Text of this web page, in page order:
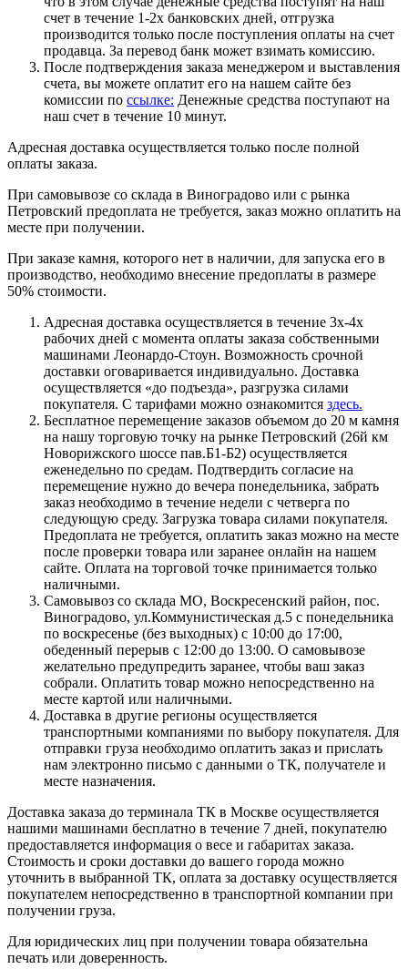
счет в течение 1-2х банковских дней, отгрузка
производится только после поступления оплаты на счет
продавца. За перевод банк может взимать комиссию.
После подтверждения заказа менеджером и выставления
счета, вы можете оплатит его на нашем сайте без
комиссии по ссылке: Денежные средства поступают на
наш счет в течение 10 минут.
Адресная доставка осуществляется только после полной
оплаты заказа.
При самовывозе со склада в Виноградово или с рынка
Петровский предоплата не требуется, заказ можно оплатить на
месте при получении.
При заказе камня, которого нет в наличии, для запуска его в
производство, необходимо внесение предоплаты в размере
50% стоимости.
Адресная доставка осуществляется в течение 3х-4х
рабочих дней с момента оплаты заказа собственными
машинами Леонардо-Стоун. Возможность срочной
доставки оговаривается индивидуально. Доставка
осуществляется «до подъезда», разгрузка силами
покупателя. С тарифами можно ознакомится здесь.
Бесплатное перемещение заказов объемом до 20 м камня
на нашу торговую точку на рынке Петровский (26й км
Новорижского шоссе пав.Б1-Б2) осуществляется
еженедельно по средам. Подтвердить согласие на
перемещение нужно до вечера понедельника, забрать
заказ необходимо в течение недели с четверга по
следующую среду. Загрузка товара силами покупателя.
Предоплата не требуется, оплатить заказ можно на месте
после проверки товара или заранее онлайн на нашем
сайте. Оплата на торговой точке принимается только
наличными.
Самовывоз со склада МО, Воскресенский район, пос.
Виноградово, ул.Коммунистическая д.5 с понедельника
по воскресенье (без выходных) с 10:00 до 17:00,
обеденный перерыв с 12:00 до 13:00. О самовывозе
желательно предупредить заранее, чтобы ваш заказ
собрали. Оплатить товар можно непосредственно на
месте картой или наличными.
Доставка в другие регионы осуществляется
транспортными компаниями по выбору покупателя. Для
отправки груза необходимо оплатить заказ и прислать
нам электронно письмо с данными о ТК, получателе и
месте назначения.
Доставка заказа до терминала ТК в Москве осуществляется
нашими машинами бесплатно в течение 7 дней, покупателю
предоставляется информация о весе и габаритах заказа.
Стоимость и сроки доставки до вашего города можно
уточнить в выбранной ТК, оплата за доставку осуществляется
покупателем непосредственно в транспортной компании при
получении груза.
Для юридических лиц при получении товара обязательна
печать или доверенность.